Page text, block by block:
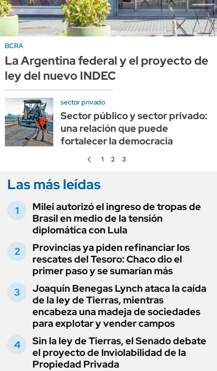
BCRA
La Argentina federal y el proyecto de
ley del nuevo INDEC
sector privado
Sector público y sector privado:
una relación que puede
fortalecer la democracia
1 2 3
Las más leídas
Milei autorizó el ingreso de tropas de
Brasil en medio de la tensión
diplomática con Lula
Provincias ya piden refinanciar los
rescates del Tesoro: Chaco dio el
primer paso y se sumarían más
Joaquín Benegas Lynch ataca la caída
de la ley de Tierras, mientras
encabeza una madeja de sociedades
para explotar y vender campos
Sin la ley de Tierras, el Senado debate
el proyecto de Inviolabilidad de la
Propiedad Privada